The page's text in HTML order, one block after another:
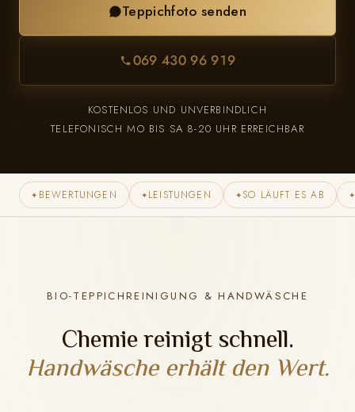
Teppichfoto senden
069 430 96 919
KOSTENLOS UND UNVERBINDLICH
TELEFONISCH MO BIS SA 8-20 UHR ERREICHBAR
✦ BEWERTUNGEN ✦ LEISTUNGEN ✦ SO LÄUFT ES AB ✦
BIO-TEPPICHREINIGUNG & HANDWÄSCHE
Chemie reinigt schnell.
Handwäsche erhält den Wert.